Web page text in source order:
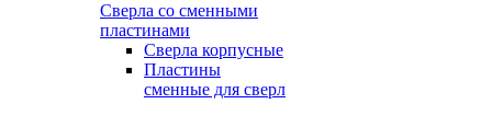
Сверла со сменными
пластинами
Сверла корпусные
Пластины
сменные для сверл